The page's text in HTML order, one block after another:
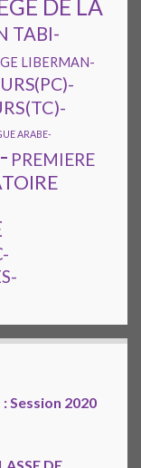
DE LA
TABI-
LIBERMAN-
ARABE-
PREMIERE
Session 2020